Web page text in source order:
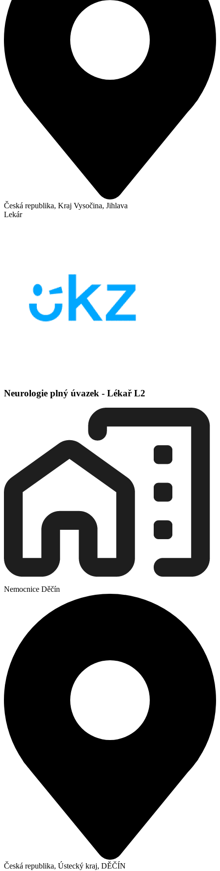
Česká republika, Kraj Vysočina, Jihlava
Lekár
Neurologie plný úvazek - Lékař L2
Nemocnice Děčín
Česká republika, Ústecký kraj, DĚČÍN